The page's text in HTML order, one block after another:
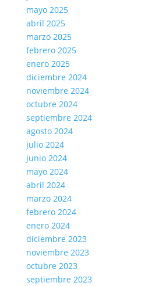
mayo 2025
abril 2025
marzo 2025
febrero 2025
enero 2025
diciembre 2024
noviembre 2024
octubre 2024
septiembre 2024
agosto 2024
julio 2024
junio 2024
mayo 2024
abril 2024
marzo 2024
febrero 2024
enero 2024
diciembre 2023
noviembre 2023
octubre 2023
septiembre 2023